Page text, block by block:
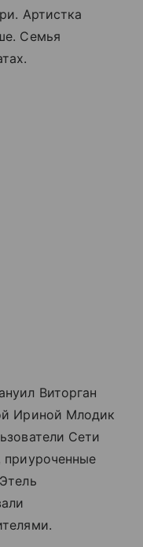
Артистка
Семья
Виторган
Ириной Млодик
Сети
приуроченные